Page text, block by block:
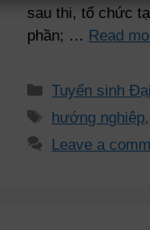
sau thi, tổ chức
phần; … Read
Tuyển sinh
hướng nghiệp
Leave a